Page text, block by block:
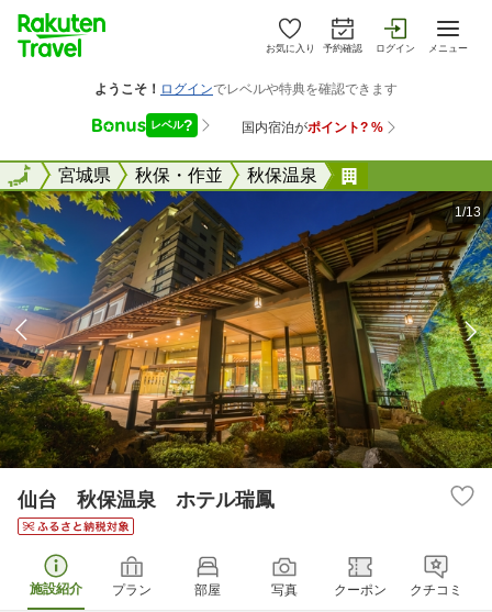
お気に入り 予約確認 ログイン メニュー
全国宮城県 秋保・作並 秋保温泉
全国
1/13
仙台 秋保温泉 ホテル瑞鳳
施設紹介 プラン 部屋 写真 クーポン クチコミ